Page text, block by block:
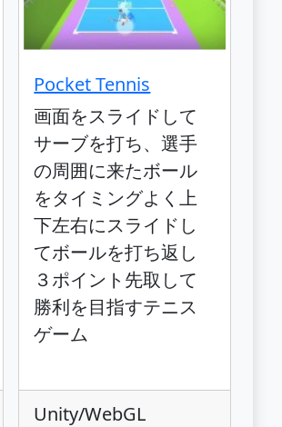
Pocket Tennis
画面をスライドして
サーブを打ち、選手
の周囲に来たボール
をタイミングよく上
下左右にスライドし
てボールを打ち返し
３ポイント先取して
勝利を目指すテニス
ゲーム
Unity/WebGL